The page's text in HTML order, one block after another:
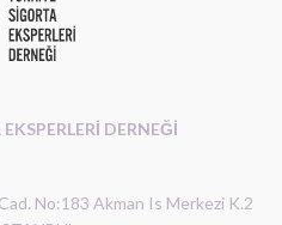
DERNEĞİ
No:183 Akman Is Merkezi K.2